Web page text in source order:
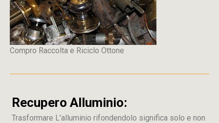
Compro Raccolta e Riciclo Ottone
Recupero Alluminio:
Trasformare L’alluminio rifondendolo significa solo e non